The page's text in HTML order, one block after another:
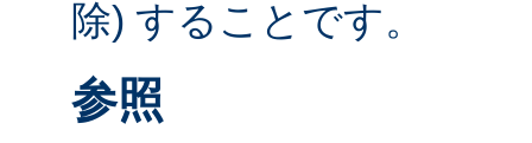
除) することです。
参照